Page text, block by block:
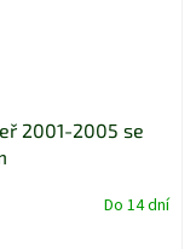
2001-2005 se
Do 14 dní